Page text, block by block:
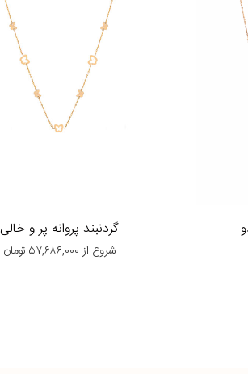
گردنبند پروانه پر و خالی
شروع از ۵۷,۶۸۶,۰۰۰ تومان